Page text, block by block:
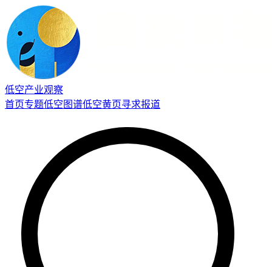
低空产业观察
首页专题低空图谱低空黄页寻求报道